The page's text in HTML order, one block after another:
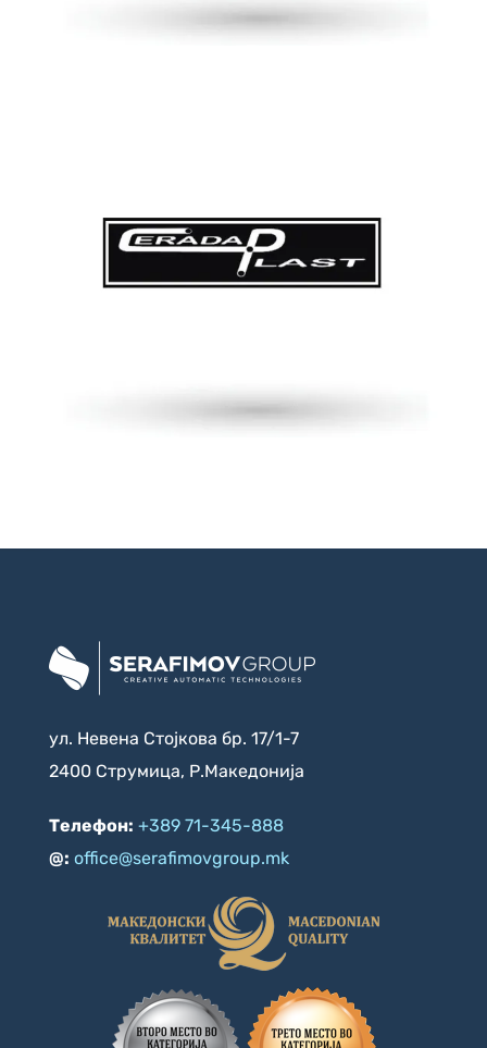
ул. Невена Стојкова бр. 17/1-7
2400 Струмица, Р.Македонија
Телефон: +389 71-345-888
@: office@serafimovgroup.mk